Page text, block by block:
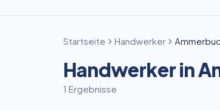
Startseite Handwerker
Handwerker in
1 Ergebnisse